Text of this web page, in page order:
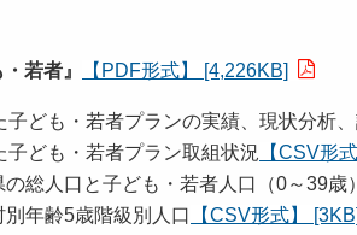
若者』 【PDF形式】 [4,226KB]
ども・若者プランの実績、現状分析
ども・若者プラン取組状況 【CSV形
総人口と子ども・若者人口（0～39歳
年齢5歳階級別人口
【CSV形式】 [3KB]